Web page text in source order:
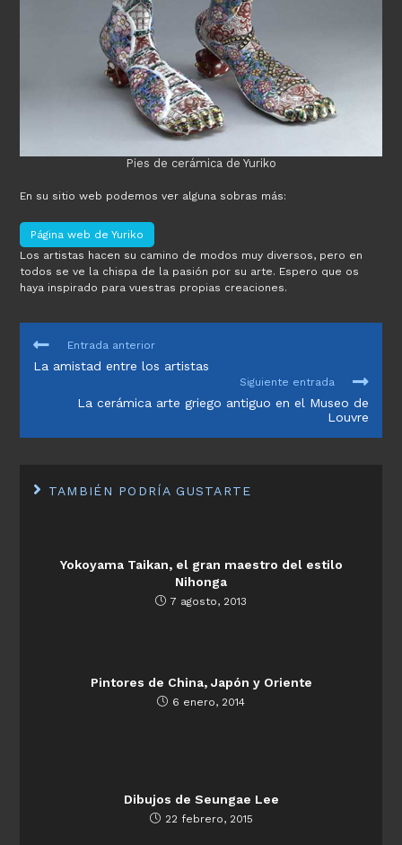
Pies de cerámica de Yuriko
En su sitio web podemos ver alguna sobras más:
Página web de Yuriko
Los artistas hacen su camino de modos muy diversos, pero en
todos se ve la chispa de la pasión por su arte. Espero que os
haya inspirado para vuestras propias creaciones.
LEER
ARTÍCULOS
Entrada anterior
La amistad entre los artistas
Siguiente entrada
La cerámica arte griego antiguo en el Museo de
Louvre
TAMBIÉN PODRÍA GUSTARTE
Yokoyama Taikan, el gran maestro del estilo
Nihonga
7 agosto, 2013
Pintores de China, Japón y Oriente
6 enero, 2014
Dibujos de Seungae Lee
22 febrero, 2015